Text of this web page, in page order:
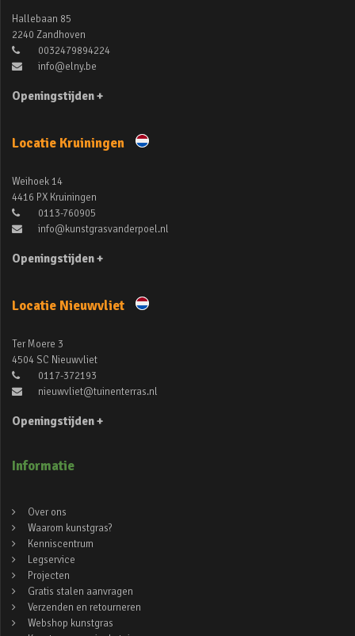
Hallebaan 85
2240 Zandhoven
0032479894224
info@elny.be
Openingstijden +
Locatie Kruiningen
Weihoek 14
4416 PX Kruiningen
0113-760905
info@kunstgrasvanderpoel.nl
Openingstijden +
Locatie Nieuwvliet
Ter Moere 3
4504 SC Nieuwvliet
0117-372193
nieuwvliet@tuinenterras.nl
Openingstijden +
Informatie
Over ons
Waarom kunstgras?
Kenniscentrum
Legservice
Projecten
Gratis stalen aanvragen
Verzenden en retourneren
Webshop kunstgras